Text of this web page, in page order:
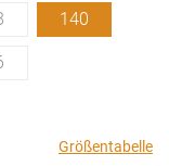
140
Größentabelle